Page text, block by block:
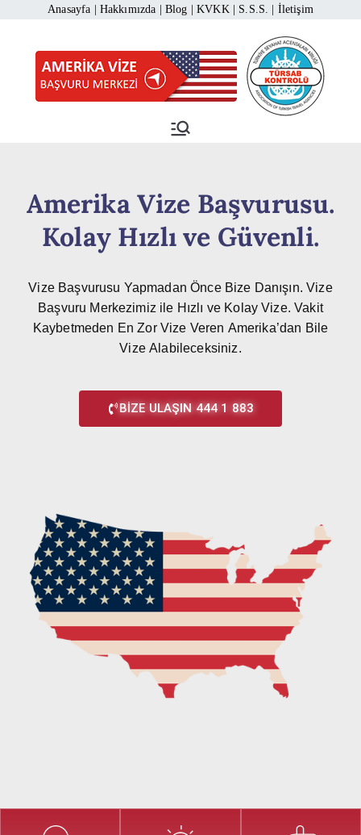
Anasayfa Hakkımızda Blog |KVKK| S.S.S. İletişim
Amerika Vizesi Başvurusu 444 1
Amerika Vize Başvurusu.
Kolay Hızlı ve Güvenli.
Vize Başvurusu Yapmadan Önce Bize Danışın. Vize
Başvuru Merkezimiz ile Hızlı ve Kolay Vize. Vakit
Kaybetmeden En Zor Vize Veren Amerika’dan Bile
Vize Alabileceksiniz.
BİZE ULAŞIN 444 1 883